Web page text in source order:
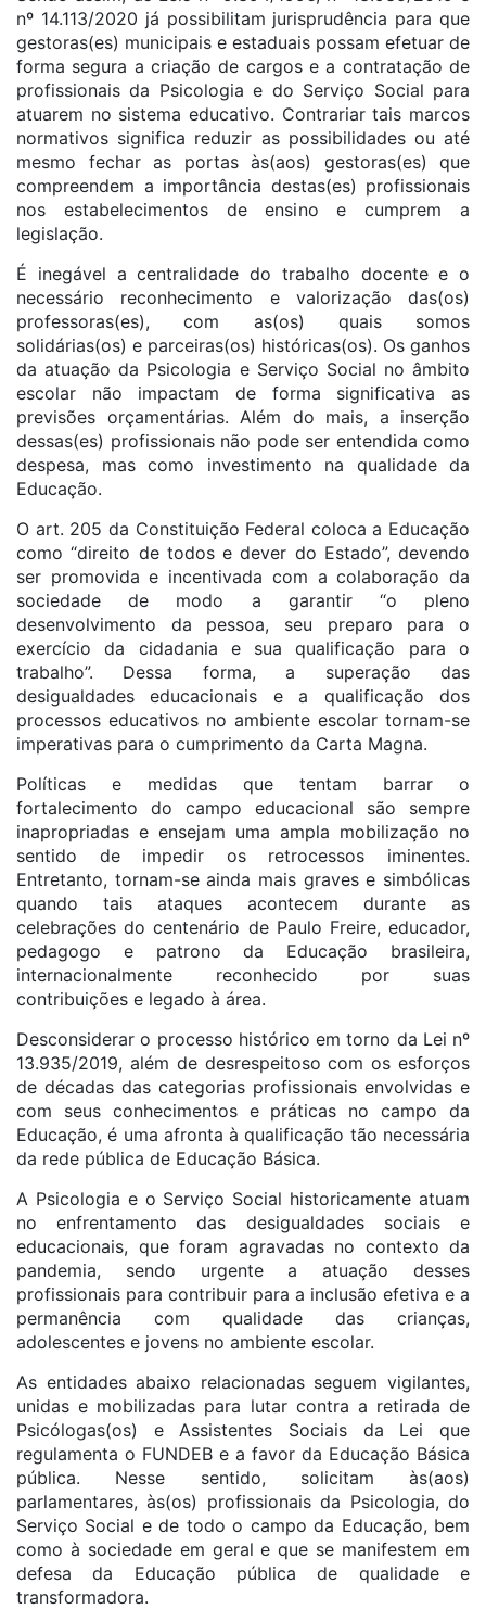
nº 14.113/2020 já possibilitam jurisprudência para que
gestoras(es) municipais e estaduais possam efetuar de
forma segura a criação de cargos e a contratação de
profissionais da Psicologia e do Serviço Social para
atuarem no sistema educativo. Contrariar tais marcos
normativos significa reduzir as possibilidades ou até
mesmo fechar as portas às(aos) gestoras(es) que
compreendem a importância destas(es) profissionais
nos estabelecimentos de ensino e cumprem a
legislação.
É inegável a centralidade do trabalho docente e o
necessário reconhecimento e valorização das(os)
professoras(es), com as(os) quais somos
solidárias(os) e parceiras(os) históricas(os). Os ganhos
da atuação da Psicologia e Serviço Social no âmbito
escolar não impactam de forma significativa as
previsões orçamentárias. Além do mais, a inserção
dessas(es) profissionais não pode ser entendida como
despesa, mas como investimento na qualidade da
Educação.
O art. 205 da Constituição Federal coloca a Educação
como “direito de todos e dever do Estado”, devendo
ser promovida e incentivada com a colaboração da
sociedade de modo a garantir “o pleno
desenvolvimento da pessoa, seu preparo para o
exercício da cidadania e sua qualificação para o
trabalho”. Dessa forma, a superação das
desigualdades educacionais e a qualificação dos
processos educativos no ambiente escolar tornam-se
imperativas para o cumprimento da Carta Magna.
Políticas e medidas que tentam barrar o
fortalecimento do campo educacional são sempre
inapropriadas e ensejam uma ampla mobilização no
sentido de impedir os retrocessos iminentes.
Entretanto, tornam-se ainda mais graves e simbólicas
quando tais ataques acontecem durante as
celebrações do centenário de Paulo Freire, educador,
pedagogo e patrono da Educação brasileira,
internacionalmente reconhecido por suas
contribuições e legado à área.
Desconsiderar o processo histórico em torno da Lei nº
13.935/2019, além de desrespeitoso com os esforços
de décadas das categorias profissionais envolvidas e
com seus conhecimentos e práticas no campo da
Educação, é uma afronta à qualificação tão necessária
da rede pública de Educação Básica.
A Psicologia e o Serviço Social historicamente atuam
no enfrentamento das desigualdades sociais e
educacionais, que foram agravadas no contexto da
pandemia, sendo urgente a atuação desses
profissionais para contribuir para a inclusão efetiva e a
permanência com qualidade das crianças,
adolescentes e jovens no ambiente escolar.
As entidades abaixo relacionadas seguem vigilantes,
unidas e mobilizadas para lutar contra a retirada de
Psicólogas(os) e Assistentes Sociais da Lei que
regulamenta o FUNDEB e a favor da Educação Básica
pública. Nesse sentido, solicitam às(aos)
parlamentares, às(os) profissionais da Psicologia, do
Serviço Social e de todo o campo da Educação, bem
como à sociedade em geral e que se manifestem em
defesa da Educação pública de qualidade e
transformadora.